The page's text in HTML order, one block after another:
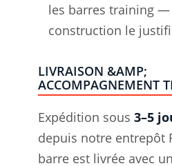
les barres training —
construction le
LIVRAISON &AMP;
ACCOMPAGNEMENT
Expédition sous 3–5
depuis notre entrepôt
barre est livrée avec un